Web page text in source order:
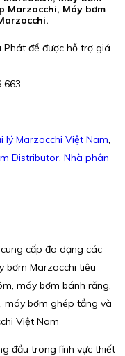
Marzocchi, Máy bơm
Phát để được hỗ trợ giá
663
lý Marzocchi Việt Nam,
Distributor, Nhà phân
cấp đa dạng các
bơm Marzocchi tiêu
máy bơm bánh răng,
máy bơm ghép tầng và
Việt Nam
đầu trong lĩnh vực thiết